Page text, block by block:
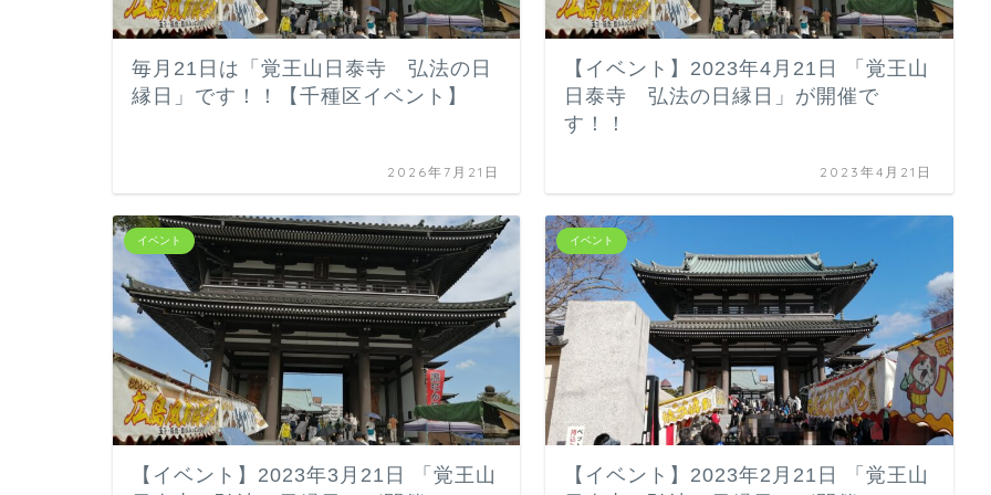
毎月21日は「覚王山日泰寺 弘法の日
縁日」です！！【千種区イベント】
2026年7月21日
【イベント】2023年4月21日 「覚王山
日泰寺 弘法の日縁日」が開催で
す！！
2023年4月21日
イベント
【イベント】2023年3月21日 「覚王山
イベント
【イベント】2023年2月21日 「覚王山